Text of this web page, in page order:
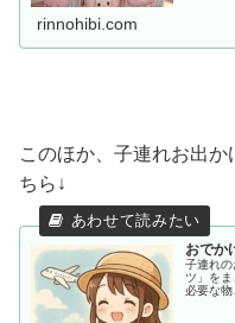
rinnohibi.com
このほか、子連れお出
ちら↓
おでか
子連れ
ツ」を
必要な